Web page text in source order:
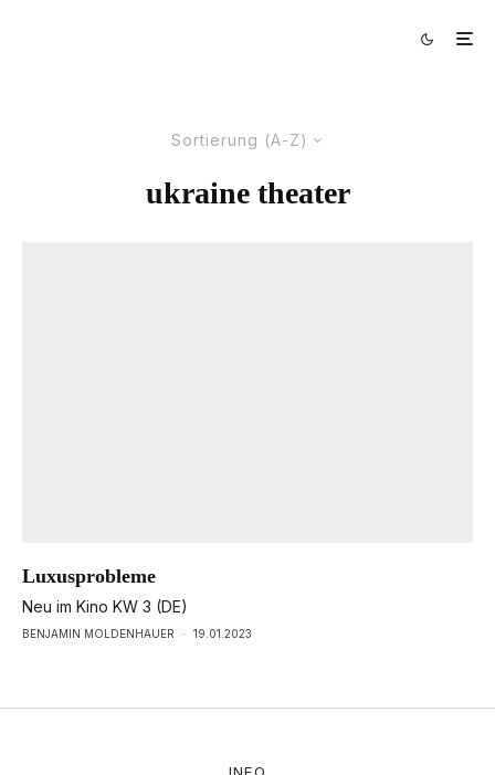
Sortierung (A-Z)
ukraine theater
Luxusprobleme
Neu im Kino KW 3 (DE)
BENJAMIN MOLDENHAUER · 19.01.2023